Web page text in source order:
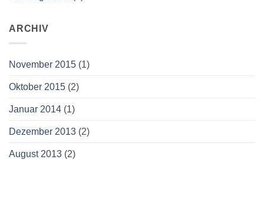
ARCHIV
November 2015 (1)
Oktober 2015 (2)
Januar 2014 (1)
Dezember 2013 (2)
August 2013 (2)